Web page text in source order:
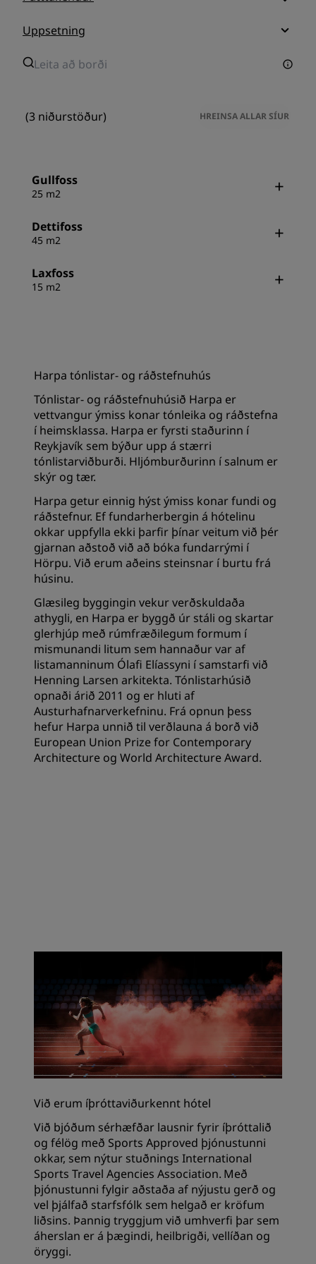
Uppsetning
(3 niðurstöður) HREINSA ALLAR SÍUR
Gullfoss
25 m2
Dettifoss
45 m2
Laxfoss
15 m2
Harpa tónlistar- og ráðstefnuhús
Tónlistar- og ráðstefnuhúsið Harpa er
vettvangur ýmiss konar tónleika og ráðstefna
í heimsklassa. Harpa er fyrsti staðurinn í
Reykjavík sem býður upp á stærri
tónlistarviðburði. Hljómburðurinn í salnum er
skýr og tær.
Harpa getur einnig hýst ýmiss konar fundi og
ráðstefnur. Ef fundarherbergin á hótelinu
okkar uppfylla ekki þarfir þínar veitum við þér
gjarnan aðstoð við að bóka fundarrými í
Hörpu. Við erum aðeins steinsnar í burtu frá
húsinu.
Glæsileg byggingin vekur verðskuldaða
athygli, en Harpa er byggð úr stáli og skartar
glerhjúp með rúmfræðilegum formum í
mismunandi litum sem hannaður var af
listamanninum Ólafi Elíassyni í samstarfi við
Henning Larsen arkitekta. Tónlistarhúsið
opnaði árið 2011 og er hluti af
Austurhafnarverkefninu. Frá opnun þess
hefur Harpa unnið til verðlauna á borð við
European Union Prize for Contemporary
Architecture og World Architecture Award.
Við erum íþróttaviðurkennt hótel
Við bjóðum sérhæfðar lausnir fyrir íþróttalið
og félög með Sports Approved þjónustunni
okkar, sem nýtur stuðnings International
Sports Travel Agencies Association. Með
þjónustunni fylgir aðstaða af nýjustu gerð og
vel þjálfað starfsfólk sem helgað er kröfum
liðsins. Þannig tryggjum við umhverfi þar sem
áherslan er á þægindi, heilbrigði, vellíðan og
öryggi.